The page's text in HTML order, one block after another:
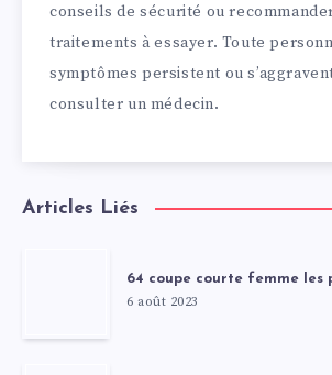
conseils de sécurité ou
traitements à essayer. Toute
symptômes persistent ou
consulter un médecin.
Articles Liés
64 coupe courte femme les
6 août 2023